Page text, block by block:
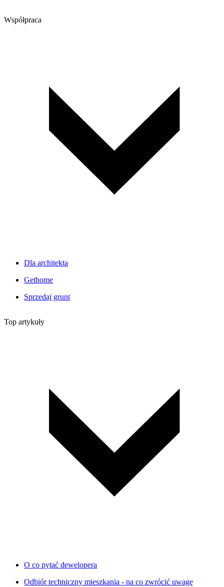
Współpraca
Dla architekta
Gethome
Sprzedaj grunt
Top artykuły
O co pytać dewelopera
Odbiór techniczny mieszkania - na co zwrócić uwagę